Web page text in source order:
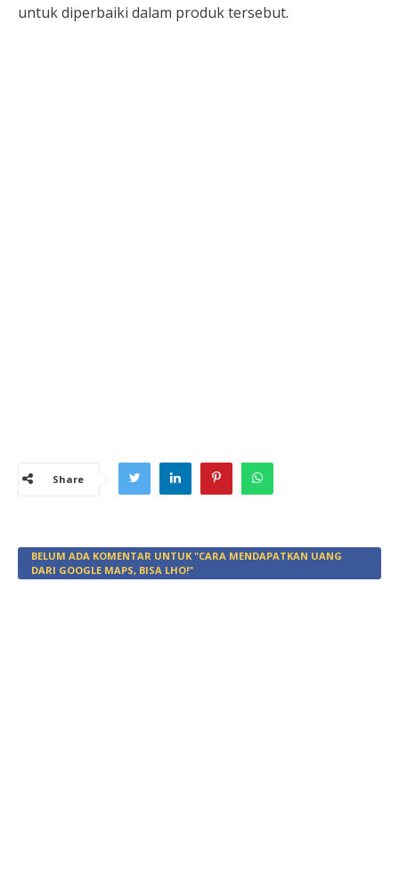
untuk diperbaiki dalam produk tersebut.
Share
BELUM ADA KOMENTAR UNTUK "CARA MENDAPATKAN UANG
DARI GOOGLE MAPS, BISA LHO!"